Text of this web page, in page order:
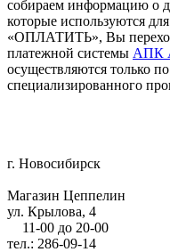
собираем информацию о
которые используются
«ОПЛАТИТЬ», Вы
платежной системы АПК
осуществляются только
специализированного
г. Новосибирск
Магазин Цеппелин
ул. Крылова, 4
11-00 до 20-00
тел.: 286-09-14